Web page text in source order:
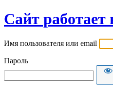
Сайт работает
Имя пользователя или email
Пароль